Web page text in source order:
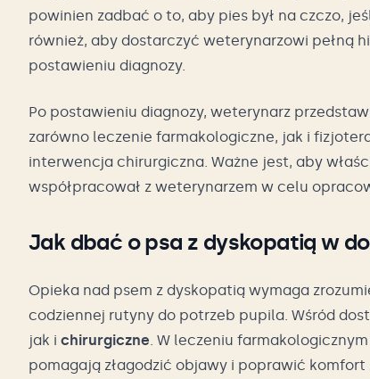
powinien zadbać o to, aby pies był na czczo,
również, aby dostarczyć weterynarzowi pełną
postawieniu diagnozy.
Po postawieniu diagnozy, weterynarz
zarówno leczenie farmakologiczne, jak i
interwencja chirurgiczna. Ważne jest, aby
współpracował z weterynarzem w celu
Jak dbać o psa z dyskopatią w
Opieka nad psem z dyskopatią wymaga
codziennej rutyny do potrzeb pupila. Wśród
jak i chirurgiczne. W leczeniu
pomagają złagodzić objawy i poprawić